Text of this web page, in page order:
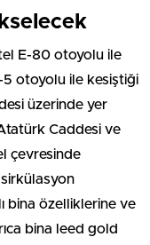
E-80 otoyolu ile
5 otoyolu ile kesiştiği
üzerinde yer
Caddesi ve
çevresinde
bina özelliklerine ve
bina leed gold